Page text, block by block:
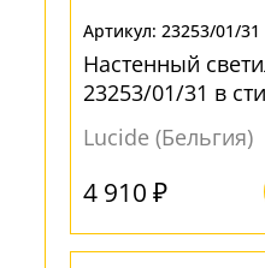
23253/01/31
Настенный
23253/01/31 в
Lucide (Бельгия)
4 910 ₽